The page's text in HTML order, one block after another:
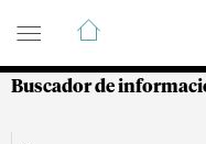
Guía de
Buscador de